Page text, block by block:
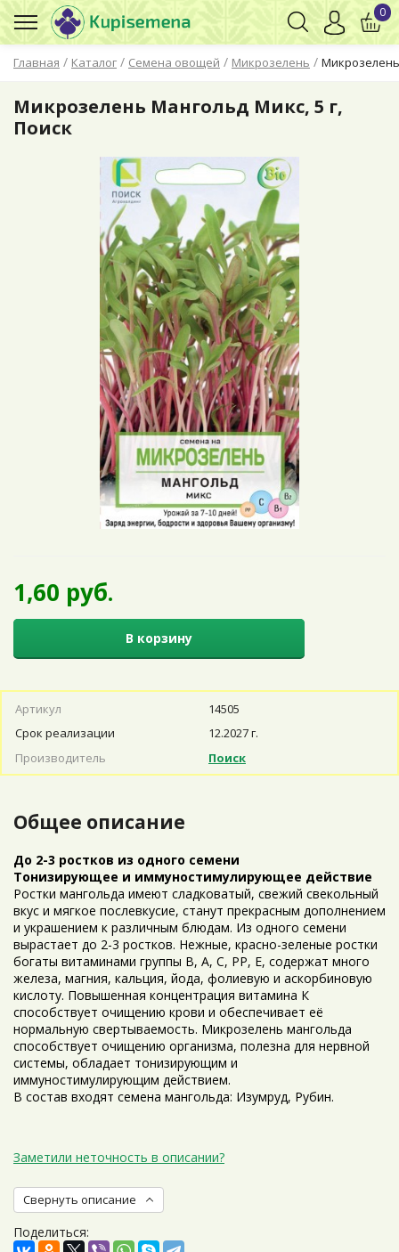
Главная / Каталог / Семена овощей / Микрозелень /
0
Микрозелень Мангольд Микс, 5 г,
Поиск
1,60 руб.
В корзину
Артикул
14505
Срок реализации
12.2027 г.
Производитель
Поиск
Общее описание
До 2-3 ростков из одного семени
Тонизирующее и иммуностимулирующее действие
Ростки мангольда имеют сладковатый, свежий свекольный
вкус и мягкое послевкусие, станут прекрасным дополнением
и украшением к различным блюдам. Из одного семени
вырастает до 2-3 ростков. Нежные, красно-зеленые ростки
богаты витаминами группы В, А, С, РР, Е, содержат много
железа, магния, кальция, йода, фолиевую и аскорбиновую
кислоту. Повышенная концентрация витамина К
способствует очищению крови и обеспечивает её
нормальную свертываемость. Микрозелень мангольда
способствует очищению организма, полезна для нервной
системы, обладает тонизирующим и
иммуностимулирующим действием.
В состав входят семена мангольда: Изумруд, Рубин.
Заметили неточность в описании?
Свернуть описание
Поделиться: